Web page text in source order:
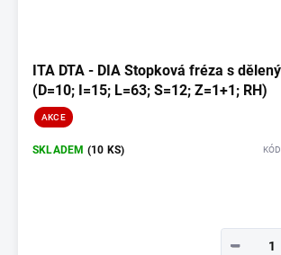
ITA DTA - DIA Stopková fréza s
(D=10; I=15; L=63; S=12; Z=1+1; RH)
AKCE
SKLADEM (10 KS)
−